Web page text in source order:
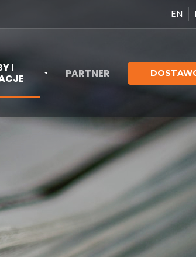
EN
I
PARTNER